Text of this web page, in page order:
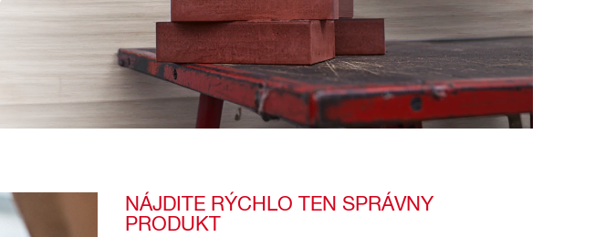
NÁJDITE RÝCHLO TEN SPRÁVNY
PRODUKT